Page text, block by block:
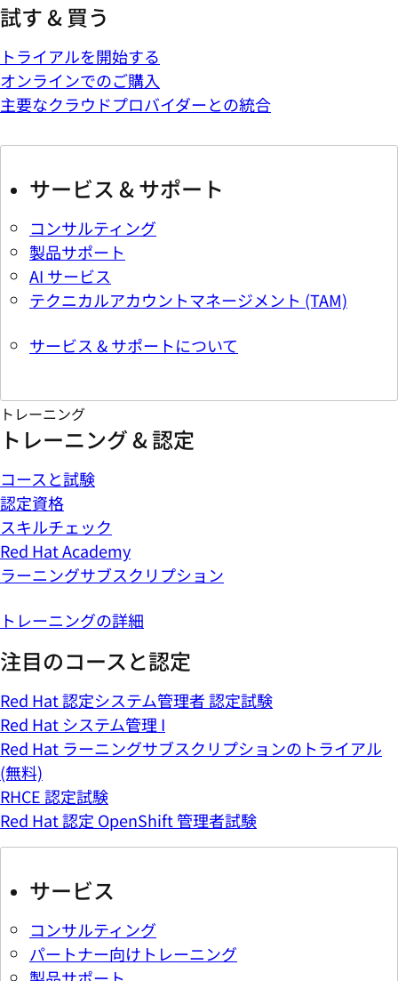
試す & 買う
トライアルを開始する
オンラインでのご購入
主要なクラウドプロバイダーとの統合
サービス & サポート
コンサルティング
製品サポート
AI サービス
テクニカルアカウントマネージメント (TAM)
サービス & サポートについて
トレーニング
トレーニング & 認定
コースと試験
認定資格
スキルチェック
Red Hat Academy
ラーニングサブスクリプション
トレーニングの詳細
注目のコースと認定
Red Hat 認定システム管理者 認定試験
Red Hat システム管理 I
Red Hat ラーニングサブスクリプションのトライアル
(無料)
RHCE 認定試験
Red Hat 認定 OpenShift 管理者試験
サービス
コンサルティング
パートナー向けトレーニング